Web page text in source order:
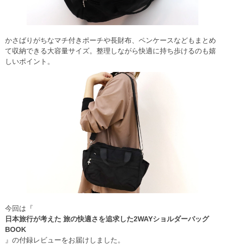
かさばりがちなマチ付きポーチや長財布、ペンケースなどもまとめ
て収納できる大容量サイズ。整理しながら快適に持ち歩けるのも嬉
しいポイント。
今回は『
日本旅行が考えた 旅の快適さを追求した2WAYショルダーバッグ
BOOK
』の付録レビューをお届けしました。